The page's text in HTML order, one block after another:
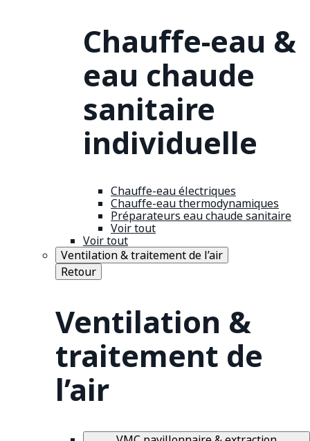
Chauffe-eau &
eau chaude
sanitaire
individuelle
Chauffe-eau électriques
Chauffe-eau thermodynamiques
Préparateurs eau chaude sanitaire
Voir tout
Voir tout
Ventilation & traitement de l’air
Retour
Ventilation &
traitement de
l’air